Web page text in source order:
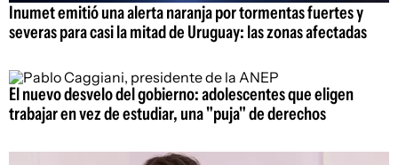
Inumet emitió una alerta naranja por tormentas fuertes y
severas para casi la mitad de Uruguay: las zonas afectadas
El nuevo desvelo del gobierno: adolescentes que eligen
trabajar en vez de estudiar, una "puja" de derechos